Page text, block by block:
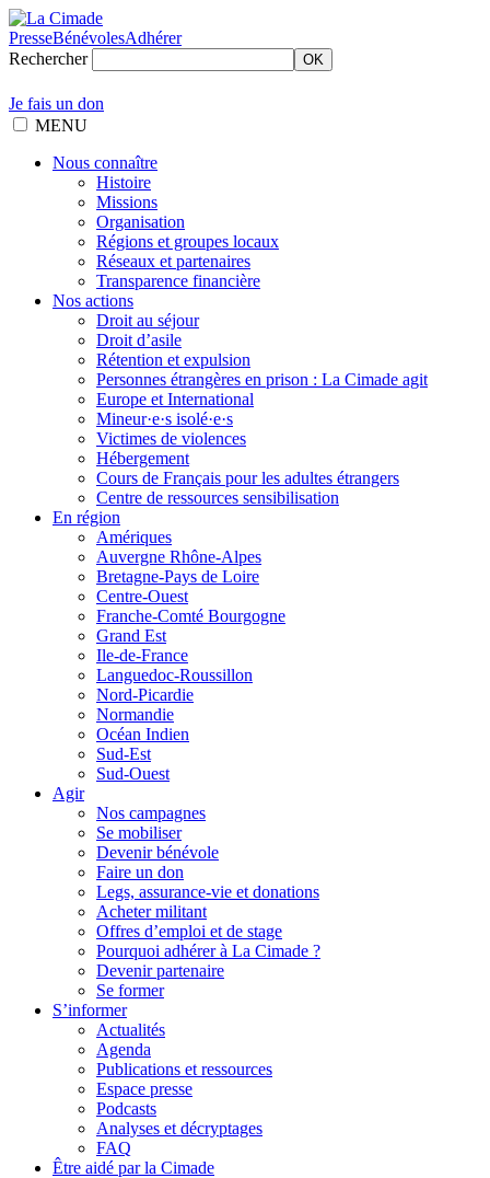
PresseBénévolesAdhérer
Rechercher
OK
Je fais un don
MENU
Nous connaître
Histoire
Missions
Organisation
Régions et groupes locaux
Réseaux et partenaires
Transparence financière
Nos actions
Droit au séjour
Droit d’asile
Rétention et expulsion
Personnes étrangères en prison : La Cimade agit
Europe et International
Mineur·e·s isolé·e·s
Victimes de violences
Hébergement
Cours de Français pour les adultes étrangers
Centre de ressources sensibilisation
En région
Amériques
Auvergne Rhône-Alpes
Bretagne-Pays de Loire
Centre-Ouest
Franche-Comté Bourgogne
Grand Est
Ile-de-France
Languedoc-Roussillon
Nord-Picardie
Normandie
Océan Indien
Sud-Est
Sud-Ouest
Agir
Nos campagnes
Se mobiliser
Devenir bénévole
Faire un don
Legs, assurance-vie et donations
Acheter militant
Offres d’emploi et de stage
Pourquoi adhérer à La Cimade ?
Devenir partenaire
Se former
S’informer
Actualités
Agenda
Publications et ressources
Espace presse
Podcasts
Analyses et décryptages
FAQ
Être aidé par la Cimade